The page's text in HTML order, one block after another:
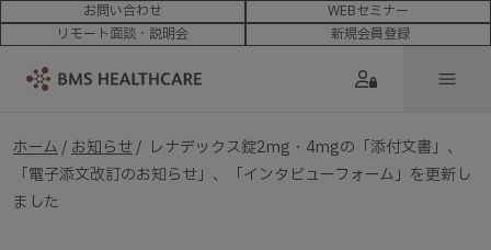
お問い合わせ
WEBセミナー
リモート面談・説明会
新規会員登録
ホーム / お知らせ/ レナデックス錠2mg・4mgの「添付文書」、
「電子添文改訂のお知らせ」、「インタビューフォーム」を更新し
ました